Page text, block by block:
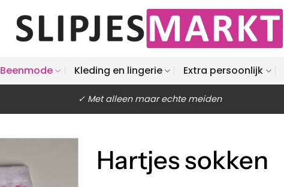
Beenmode Kleding en lingerie Extra persoonlijk
✓ Met alleen maar echte meiden
Hartjes sokken